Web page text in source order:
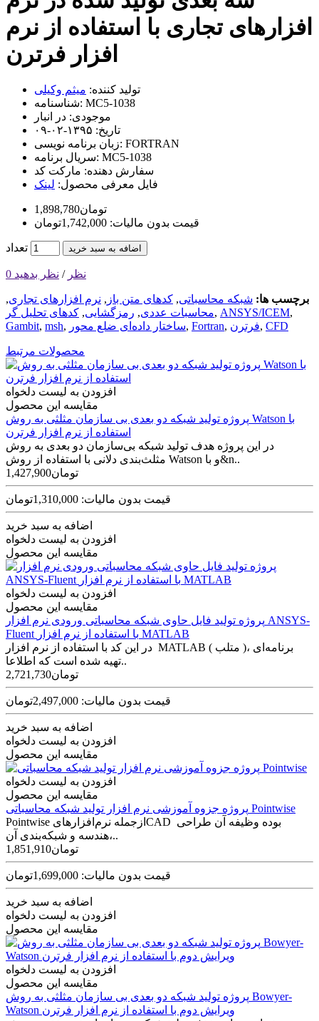
افزارهای تجاری با استفاده از نرم
افزار فرترن
تولید کننده: میثم وکیلی
شناسنامه: MC5-1038
موجودی: در انبار
تاریخ: ۱۳۹۵-۰۲-۰۹
زبان برنامه نویسی: FORTRAN
سریال برنامه: MC5-1038
سفارش دهنده: مارکت کد
فایل معرفی محصول: لینک
1,898,780تومان
قیمت بدون مالیات: 1,742,000تومان
تعداد اضافه به سبد خرید
0 نظر / نظر بدهید
برچسب ها: شبکه محاسباتی, کدهای متن باز , نرم افزارهای تجاری,
محاسبات عددی, رمزگشایی, کدهای تحلیل گر , ANSYS/ICEM,
Gambit, msh, ساختار داده‌ای ضلع محور, Fortran, فرترن, CFD
محصولات مرتبط
افزودن به لیست دلخواه
مقایسه این محصول
پروژه تولید شبکه دو بعدی بی سازمان مثلثی به روش Watson با
استفاده از نرم افزار فرترن
در این پروژه هدف تولید شبکه بی‌سازمان دو بعدی به روش
مثلث‌بندی دلانی با استفاده از روش Watson و با&n..
1,427,900تومان
قیمت بدون مالیات: 1,310,000تومان
اضافه به سبد خرید
افزودن به لیست دلخواه
مقایسه این محصول
افزودن به لیست دلخواه
مقایسه این محصول
پروژه تولید فایل حاوی شبکه محاسباتی ورودی نرم افزار ANSYS-
Fluent با استفاده از نرم افزار MATLAB
در این کد با استفاده از نرم افزار MATLAB ( متلب )، برنامه‌­ای
تهیه شده است که اطلاعا..
2,721,730تومان
قیمت بدون مالیات: 2,497,000تومان
اضافه به سبد خرید
افزودن به لیست دلخواه
مقایسه این محصول
افزودن به لیست دلخواه
مقایسه این محصول
پروژه جزوه آموزشی نرم افزار تولید شبکه محاسباتی Pointwise
Pointwise ازجمله نرم‌افزارهایCAD بوده وظیفه آن طراحی
هندسه و شبکه‌بندی آن،..
1,851,910تومان
قیمت بدون مالیات: 1,699,000تومان
اضافه به سبد خرید
افزودن به لیست دلخواه
مقایسه این محصول
افزودن به لیست دلخواه
مقایسه این محصول
پروژه تولید شبکه دو بعدی بی سازمان مثلثی به روش Bowyer-
Watson ویرایش دوم با استفاده از نرم افزار فرترن